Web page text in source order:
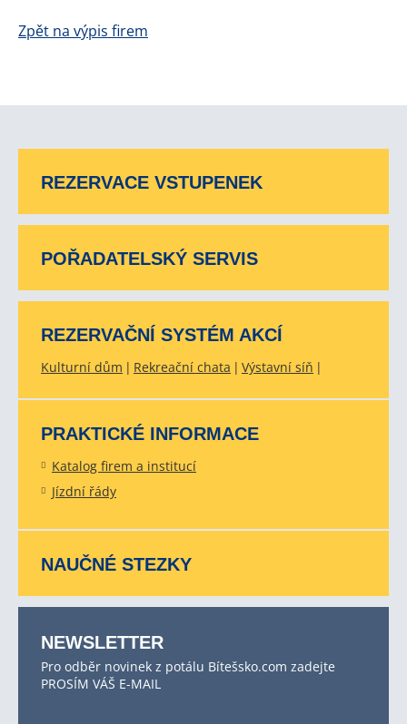
Zpět na výpis firem
REZERVACE VSTUPENEK
POŘADATELSKÝ SERVIS
REZERVAČNÍ SYSTÉM AKCÍ
Kulturní dům Rekreační chata Výstavní síň
PRAKTICKÉ INFORMACE
Katalog firem a institucí
Jízdní řády
NAUČNÉ STEZKY
NEWSLETTER
Pro odběr novinek z potálu Bítešsko.com zadejte
PROSÍM VÁŠ E-MAIL